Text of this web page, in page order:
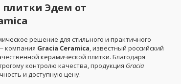
Эдем от
решение для стильного и практичного
компания Gracia Ceramica, известный российский
керамической плитки. Благодаря
контролю качества, продукция Gracia
и доступную цену.